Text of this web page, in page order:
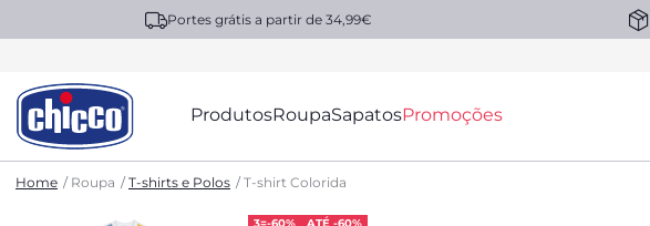
Portes grátis a partir de 34,99€
ProdutosRoupaSapatosPromoções
Home Roupa T-shirts e Polos T-shirt Colorida